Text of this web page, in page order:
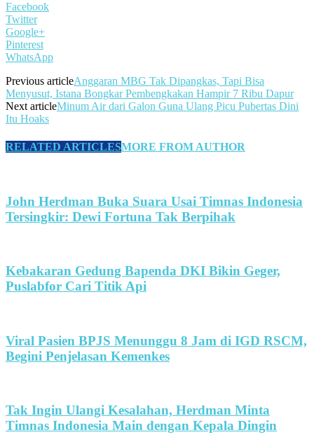
Facebook
Twitter
Google+
Pinterest
WhatsApp
Previous articleAnggaran MBG Tak Dipangkas, Tapi Bisa
Menyusut, Istana Bongkar Pembengkakan Hampir 7 Ribu Dapur
Next articleMinum Air dari Galon Guna Ulang Picu Pubertas Dini
Itu Hoaks
RELATED ARTICLESMORE FROM AUTHOR
John Herdman Buka Suara Usai Timnas Indonesia
Tersingkir: Dewi Fortuna Tak Berpihak
Kebakaran Gedung Bapenda DKI Bikin Geger,
Puslabfor Cari Titik Api
Viral Pasien BPJS Menunggu 8 Jam di IGD RSCM,
Begini Penjelasan Kemenkes
Tak Ingin Ulangi Kesalahan, Herdman Minta
Timnas Indonesia Main dengan Kepala Dingin